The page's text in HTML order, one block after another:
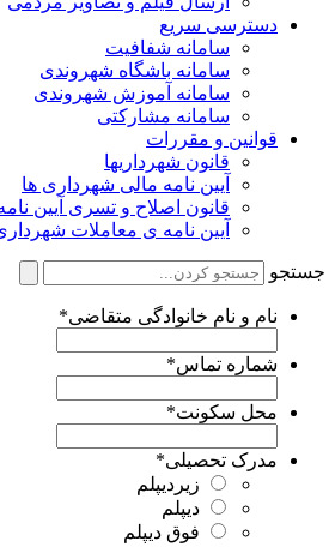
دسترسی سریع
سامانه شفافیت
سامانه باشگاه شهروندی
سامانه آموزش شهروندی
سامانه مشارکتی
قوانین و مقررات
قانون شهرداریها
آیین نامه مالی شهرداری ها
قانون اصلاح و تسری آیین نامه
آیین نامه ی معاملات شهرداری
نام و نام خانوادگی متقاضی*
شماره تماس*
محل سکونت*
مدرک تحصیلی*
زیردیپلم
دیپلم
فوق دیپلم